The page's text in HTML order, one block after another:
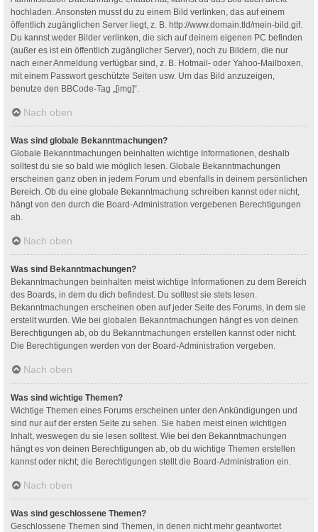
hochladen. Ansonsten musst du zu einem Bild verlinken, das auf einem
öffentlich zugänglichen Server liegt, z. B. http://www.domain.tld/mein-bild.gif.
Du kannst weder Bilder verlinken, die sich auf deinem eigenen PC befinden
(außer es ist ein öffentlich zugänglicher Server), noch zu Bildern, die nur
nach einer Anmeldung verfügbar sind, z. B. Hotmail- oder Yahoo-Mailboxen,
mit einem Passwort geschützte Seiten usw. Um das Bild anzuzeigen,
benutze den BBCode-Tag „[img]“.
Nach oben
Was sind globale Bekanntmachungen?
Globale Bekanntmachungen beinhalten wichtige Informationen, deshalb
solltest du sie so bald wie möglich lesen. Globale Bekanntmachungen
erscheinen ganz oben in jedem Forum und ebenfalls in deinem persönlichen
Bereich. Ob du eine globale Bekanntmachung schreiben kannst oder nicht,
hängt von den durch die Board-Administration vergebenen Berechtigungen
ab.
Nach oben
Was sind Bekanntmachungen?
Bekanntmachungen beinhalten meist wichtige Informationen zu dem Bereich
des Boards, in dem du dich befindest. Du solltest sie stets lesen.
Bekanntmachungen erscheinen oben auf jeder Seite des Forums, in dem sie
erstellt wurden. Wie bei globalen Bekanntmachungen hängt es von deinen
Berechtigungen ab, ob du Bekanntmachungen erstellen kannst oder nicht.
Die Berechtigungen werden von der Board-Administration vergeben.
Nach oben
Was sind wichtige Themen?
Wichtige Themen eines Forums erscheinen unter den Ankündigungen und
sind nur auf der ersten Seite zu sehen. Sie haben meist einen wichtigen
Inhalt, weswegen du sie lesen solltest. Wie bei den Bekanntmachungen
hängt es von deinen Berechtigungen ab, ob du wichtige Themen erstellen
kannst oder nicht; die Berechtigungen stellt die Board-Administration ein.
Nach oben
Was sind geschlossene Themen?
Geschlossene Themen sind Themen, in denen nicht mehr geantwortet